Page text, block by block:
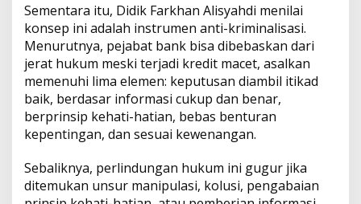
Sementara itu, Didik Farkhan Alisyahdi menilai
konsep ini adalah instrumen anti-kriminalisasi.
Menurutnya, pejabat bank bisa dibebaskan dari
jerat hukum meski terjadi kredit macet, asalkan
memenuhi lima elemen: keputusan diambil itikad
baik, berdasar informasi cukup dan benar,
berprinsip kehati-hatian, bebas benturan
kepentingan, dan sesuai kewenangan.
Sebaliknya, perlindungan hukum ini gugur jika
ditemukan unsur manipulasi, kolusi, pengabaian